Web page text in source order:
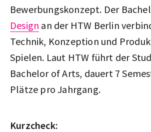
Bewerbungskonzept. Der
Design an der HTW Berlin
Technik, Konzeption und
Spielen. Laut HTW führt der
Bachelor of Arts, dauert 7
Plätze pro Jahrgang.
Kurzcheck: